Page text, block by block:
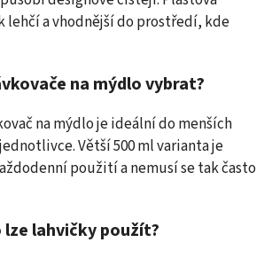
lehčí a vhodnější do prostředí, kde
na mýdlo vybrat?
na mýdlo je ideální do menších
Větší 500 ml varianta je
použití a nemusí se tak často
lze lahvičky použít?